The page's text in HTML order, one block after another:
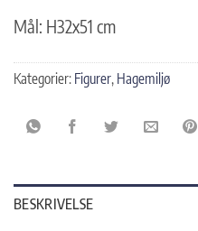
Mål: H32x51 cm
Kategorier: Figurer Hagemiljø
BESKRIVELSE